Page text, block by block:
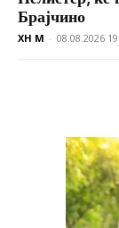
Брајчино
XH M - 08.08.2026